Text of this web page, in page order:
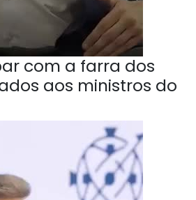
com a farra dos
aos ministros do